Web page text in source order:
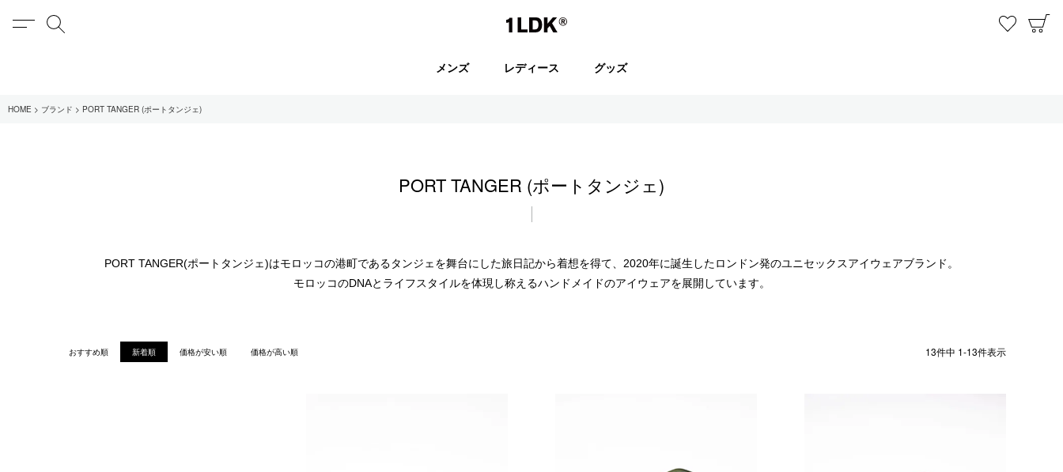
MENU お気に
メンズ レディース
グッズ
HOME ブランド PORT TANGER (ポートタンジェ)
PORT TANGER (ポートタンジェ)
PORT TANGER(ポートタンジェ)はモロッコの港町であるタンジェを舞台にした旅日記から着想を得て、2020年に誕生したロンドン発のユニセックスアイウェアブランド。
モロッコのDNAとライフスタイルを体現し称えるハンドメイドのアイウェアを展開しています。
おすすめ順 新着順 価格が安い順 価格が高い順 13件中 1-13件表示